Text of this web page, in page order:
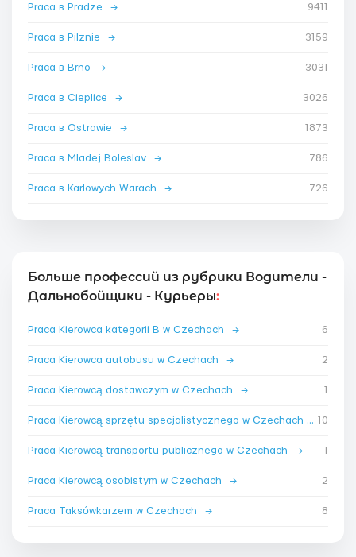
Praca в Pradze → 9411
Praca в Pilznie → 3159
Praca в Brno → 3031
Praca в Cieplice → 3026
Praca в Ostrawie → 1873
Praca в Mladej Boleslav → 786
Praca в Karlowych Warach → 726
Больше профессий из рубрики Водители -
Дальнобойщики - Курьеры:
Praca Kierowca kategorii B w Czechach → 6
Praca Kierowca autobusu w Czechach → 2
Praca Kierowcą dostawczym w Czechach → 1
Praca Kierowcą sprzętu specjalistycznego w Czechach→10
Praca Kierowcą transportu publicznego w Czechach → 1
Praca Kierowcą osobistym w Czechach → 2
Praca Taksówkarzem w Czechach → 8